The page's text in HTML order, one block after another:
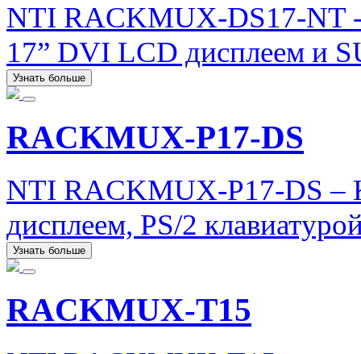
NTI RACKMUX-DS17-NT
17” DVI LCD дисплеем и
Узнать больше
RACKMUX-P17-DS
NTI RACKMUX-P17-DS –
дисплеем, PS/2
Узнать больше
RACKMUX-T15